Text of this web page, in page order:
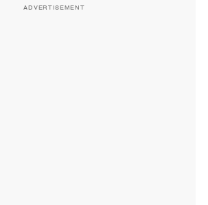
ADVERTISEMENT